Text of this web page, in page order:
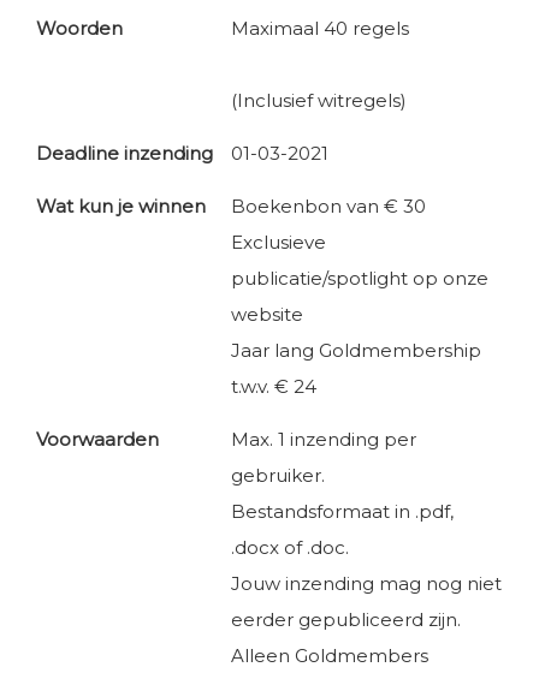
Woorden Maximaal 40 regels
(Inclusief witregels)
Deadline inzending 01-03-2021
Wat kun je winnen
Boekenbon van € 30
Exclusieve
publicatie/spotlight op onze
website
Jaar lang Goldmembership
t.w.v. € 24
Voorwaarden
Max. 1 inzending per
gebruiker.
Bestandsformaat in .pdf,
.docx of .doc.
Jouw inzending mag nog niet
eerder gepubliceerd zijn.
Alleen Goldmembers